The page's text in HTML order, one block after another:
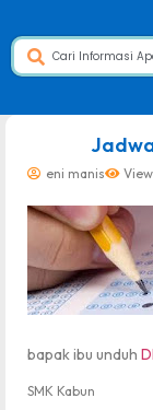
eni manis
bapak ibu unduh
SMK Kabun